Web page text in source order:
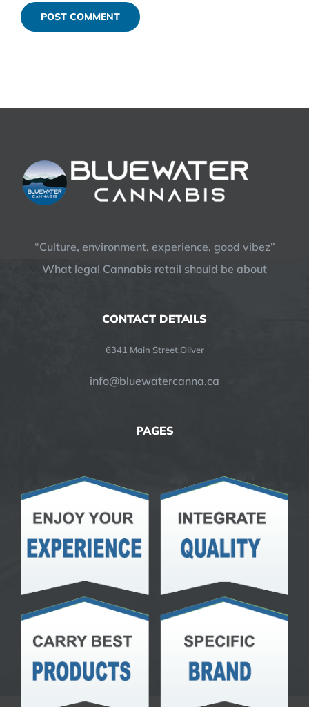
“Culture, environment, experience, good vibez”
What legal Cannabis retail should be about
CONTACT DETAILS
6341 Main Street,Oliver
info@bluewatercanna.ca
PAGES